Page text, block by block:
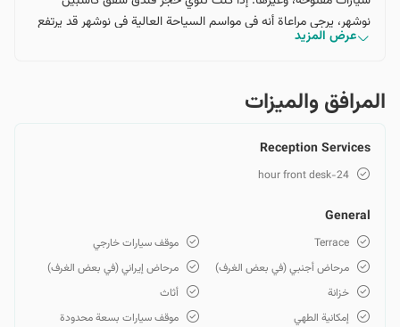
نوشهر، يرجى مراعاة أنه في مواسم السياحة العالية في نوشهر قد يرتفع
سعر الحجز. لذلك، تحقق من تكلفة الحجز بعد تحديد عدد مرافقينك،
عرض المزيد
المرافق والمیزات
Reception Services
24-hour front desk
General
Terrace
موقف سيارات خارجي
مرحاض أجنبي (في بعض الغرف)
مرحاض إيراني (في بعض الغرف)
خزانة
أثاث
إمكانية الطهي
موقف سيارات بسعة محدودة